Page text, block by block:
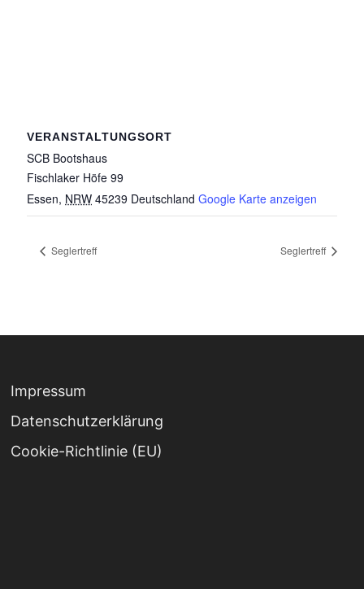
VERANSTALTUNGSORT
SCB Bootshaus
Fischlaker Höfe 99
Essen, NRW 45239 Deutschland Google Karte anzeigen
Seglertreff Seglertreff
Impressum
Datenschutz­erklärung
Cookie-Richtlinie (EU)